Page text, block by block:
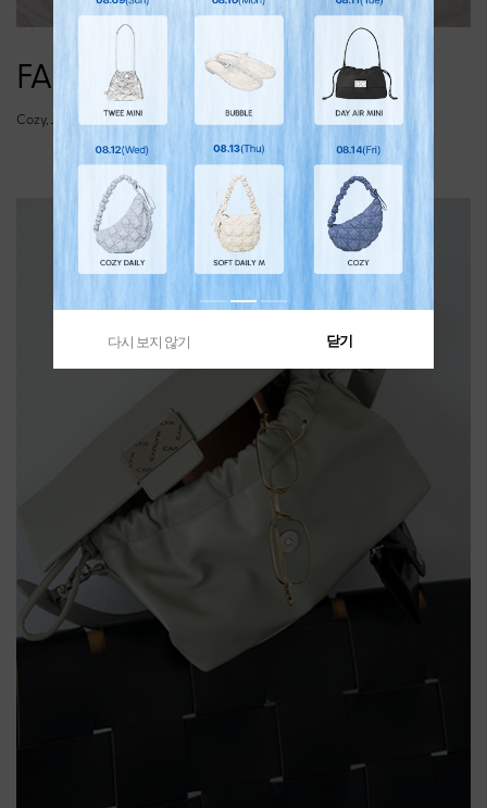
FABRIC LINE
Cozy, Joy, Soft, Luke, Lane, Cushy
다시 보지 않기 닫기